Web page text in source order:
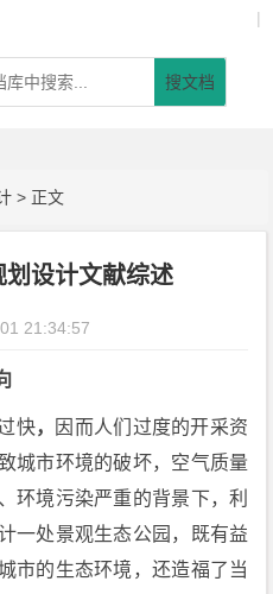
|
搜文档
> 正文
设计文献综述
21:34:57
快，
因而人们过度的开采资
城市环境的破坏，空气质量
环境污染严重的背景下，利
一处景观生态公园，既有益
市的生态环境，还造福了当